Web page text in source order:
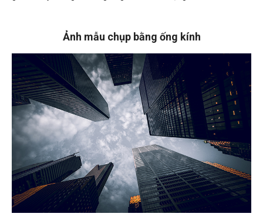
Ảnh mẫu chụp bằng ống kính